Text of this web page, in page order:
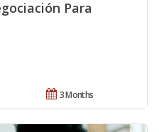
Para
3 Months